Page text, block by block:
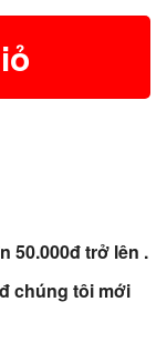
50.000đ trở lên .
chúng tôi mới